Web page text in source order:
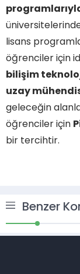
lisans
öğrenciler için
bilişim
uzay
geleceğin
öğrenciler için
bir tercihtir.
Benzer